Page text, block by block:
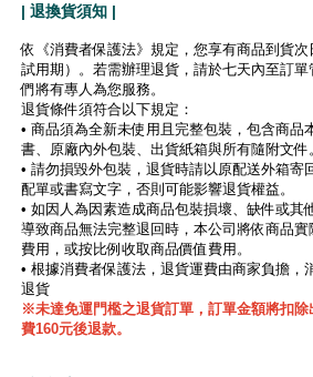
| 退換貨須知 |
依《消費者保護法》規定，您享有商品到貨
試用期）。若需辦理退貨，請於七天內至訂
們將有專人為您服務。
退貨條件須符合以下規定：
• 商品須為全新未使用且完整包裝，包含商品
書、原廠內外包裝、出貨紙箱與所有隨附文件
• 請勿損毀外包裝，退貨時請以原配送外箱寄
配單或書寫文字，否則可能影響退貨權益。
• 如因人為因素造成商品包裝損壞、缺件或其
導致商品無法完整退回時，本公司將依商品
費用，或按比例收取商品價值費用。
• 根據消費者保護法，退貨運費由商家負擔，
退貨
※未達免運門檻之退貨訂單，訂單金額將扣
費160元後退款。